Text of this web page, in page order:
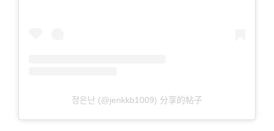
정은난 (@jenkkb1009) 分享的帖子